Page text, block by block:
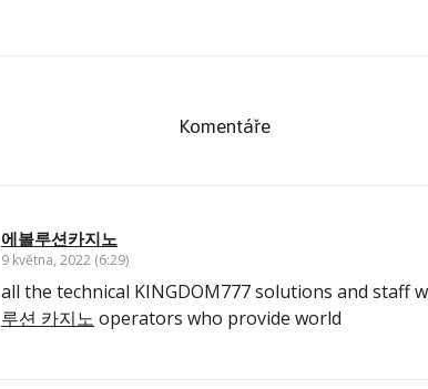
Komentáře
에볼루션카지노
9 května, 2022 (6:29)
all the technical KINGDOM777 solutions and staff
루션 카지노 operators who provide world